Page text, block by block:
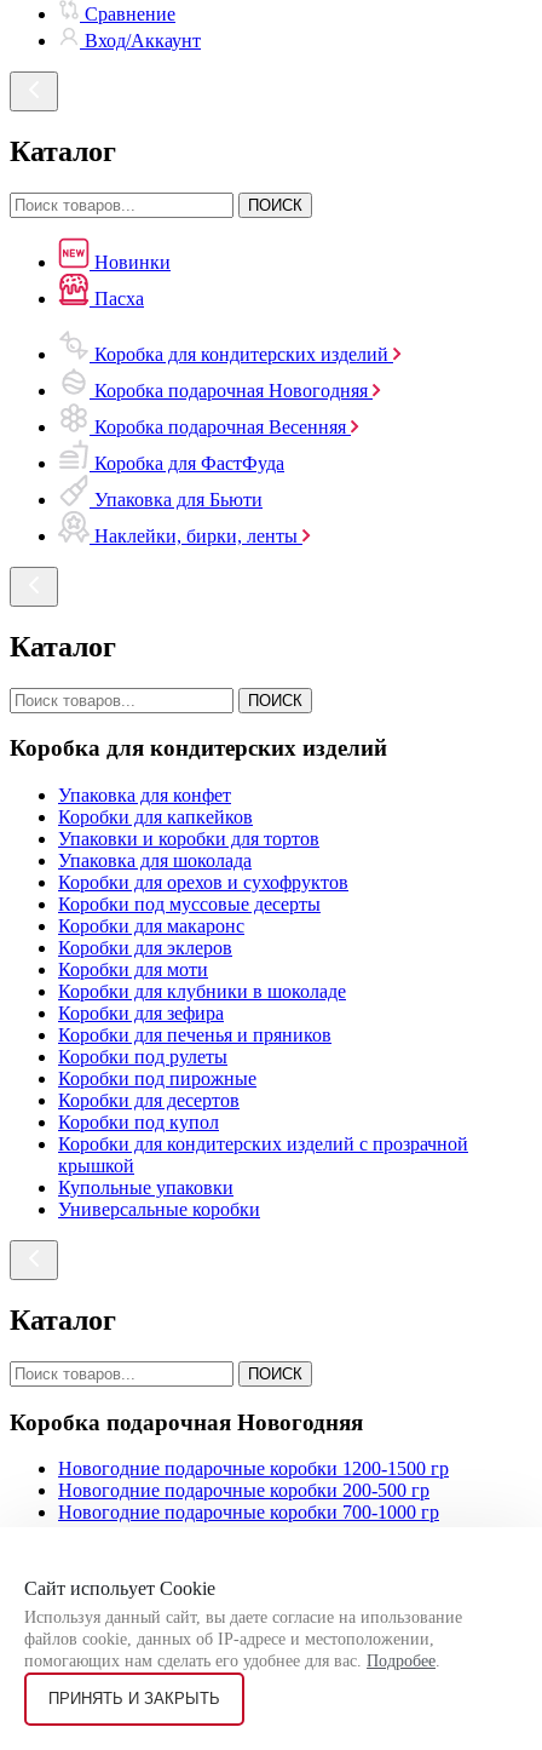
Сайт испольует Cookie
Используя данный сайт, вы даете согласие на ипользование
файлов cookie, данных об IP-адресе и местоположении,
помогающих нам сделать его удобнее для вас. Подробее.
ПРИНЯТЬ И ЗАКРЫТЬ
Сравнение
Вход/Аккаунт
Каталог
ПОИСК
Новинки
Пасха
Коробка для кондитерских изделий
Коробка подарочная Новогодняя
Коробка подарочная Весенняя
Коробка для ФастФуда
Упаковка для Бьюти
Наклейки, бирки, ленты
Каталог
ПОИСК
Коробка для кондитерских изделий
Упаковка для конфет
Коробки для капкейков
Упаковки и коробки для тортов
Упаковка для шоколада
Коробки для орехов и сухофруктов
Коробки под муссовые десерты
Коробки для макаронс
Коробки для эклеров
Коробки для моти
Коробки для клубники в шоколаде
Коробки для зефира
Коробки для печенья и пряников
Коробки под рулеты
Коробки под пирожные
Коробки для десертов
Коробки под купол
Коробки для кондитерских изделий с прозрачной
крышкой
Купольные упаковки
Универсальные коробки
Каталог
ПОИСК
Коробка подарочная Новогодняя
Новогодние подарочные коробки 1200-1500 гр
Новогодние подарочные коробки 200-500 гр
Новогодние подарочные коробки 700-1000 гр
Новогодние подарочные коробки универсальные
Новогодняя кондитерская упаковка
Каталог